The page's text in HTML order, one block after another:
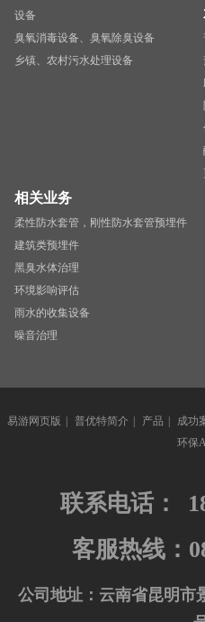
设备
臭氧消毒设备、臭氧除臭设备
乡镇、农村污水处理设备
相关业务
柔性防水套管，刚性防水套管预埋件
建筑类预埋件
黑臭水体治理
环境影响评估
雨水的收集设备
噪音治理
易游网页版 | 普优特简介 | 产品 | 成功
环保
联系电话：
客服热线：
公司地址：云南省昆明市